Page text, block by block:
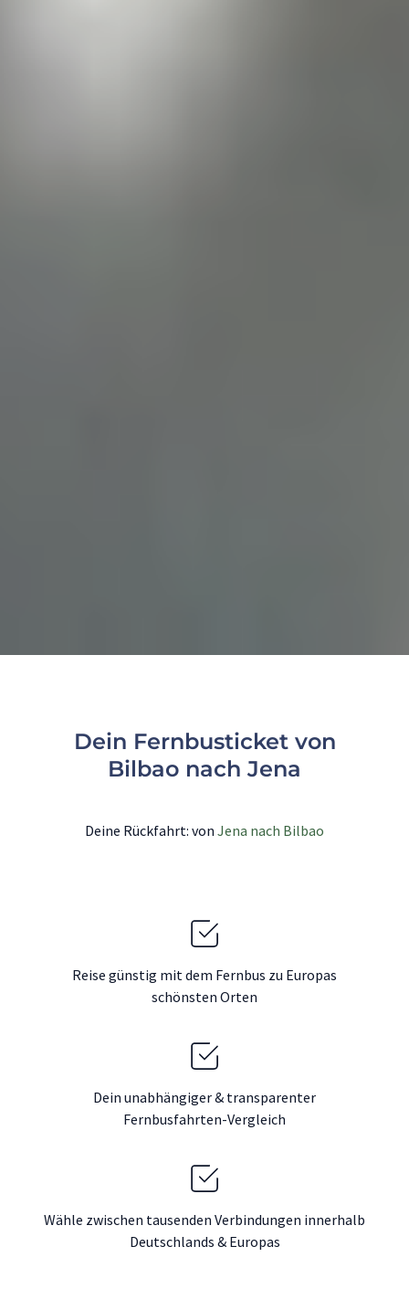
Dein Fernbusticket von
Bilbao nach Jena
Deine Rückfahrt: von Jena nach Bilbao
Reise günstig mit dem Fernbus zu Europas
schönsten Orten
Dein unabhängiger & transparenter
Fernbusfahrten-Vergleich
Wähle zwischen tausenden Verbindungen innerhalb
Deutschlands & Europas